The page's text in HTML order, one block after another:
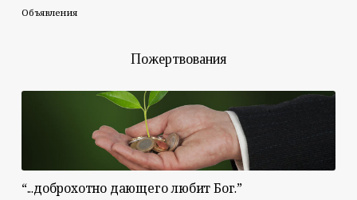
Объявления
Пожертвования
“...доброхотно дающего любит Бог.”